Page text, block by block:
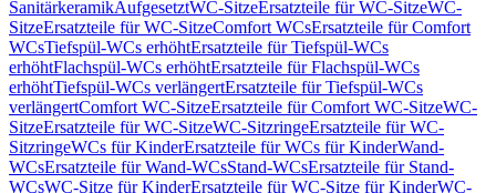
SanitärkeramikAufgesetztWC-SitzeErsatzteile für WC-SitzeWC-
SitzeErsatzteile für WC-SitzeComfort WCsErsatzteile für Comfort
WCsTiefspül-WCs erhöhtErsatzteile für Tiefspül-WCs
erhöhtFlachspül-WCs erhöhtErsatzteile für Flachspül-WCs
erhöhtTiefspül-WCs verlängertErsatzteile für Tiefspül-WCs
verlängertComfort WC-SitzeErsatzteile für Comfort WC-SitzeWC-
SitzeErsatzteile für WC-SitzeWC-SitzringeErsatzteile für WC-
SitzringeWCs für KinderErsatzteile für WCs für KinderWand-
WCsErsatzteile für Wand-WCsStand-WCsErsatzteile für Stand-
WCsWC-Sitze für KinderErsatzteile für WC-Sitze für KinderWC-